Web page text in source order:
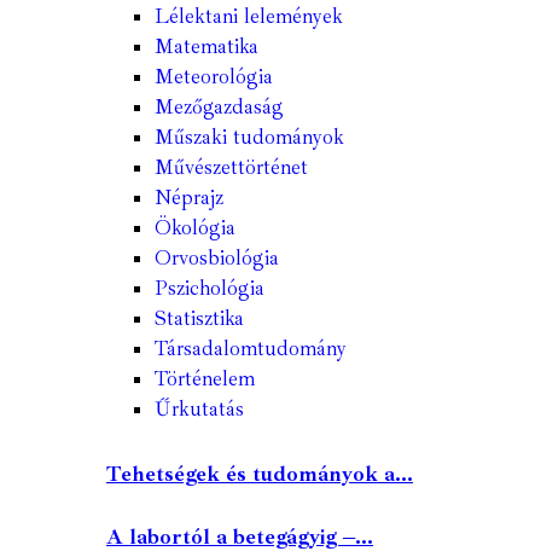
Lélektani lelemények
Matematika
Meteorológia
Mezőgazdaság
Műszaki tudományok
Művészettörténet
Néprajz
Ökológia
Orvosbiológia
Pszichológia
Statisztika
Társadalomtudomány
Történelem
Űrkutatás
Tehetségek és tudományok a...
A labortól a betegágyig –...